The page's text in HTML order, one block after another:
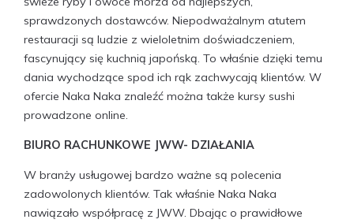
sprawdzonych dostawców. Niepodważalnym atutem
restauracji są ludzie z wieloletnim doświadczeniem,
fascynujący się kuchnią japońską. To właśnie dzięki temu
dania wychodzące spod ich rąk zachwycają klientów. W
ofercie Naka Naka znaleźć można także kursy sushi
prowadzone online.
BIURO RACHUNKOWE JWW- DZIAŁANIA
W branży usługowej bardzo ważne są polecenia
zadowolonych klientów. Tak właśnie Naka Naka
nawiązało współpracę z JWW. Dbając o prawidłowe